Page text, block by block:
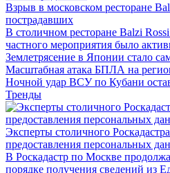
Взрыв в московском ресторане
пострадавших
В столичном ресторане Balzi
частного мероприятия было
Землетрясение в Японии стало
Масштабная атака БПЛА на
Ночной удар ВСУ по Кубани
Тренды
Эксперты столичного
предоставления персональных
В Роскадастр по Москве
порядке получения сведений из